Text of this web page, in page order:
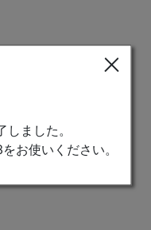
ました。
お使いください。